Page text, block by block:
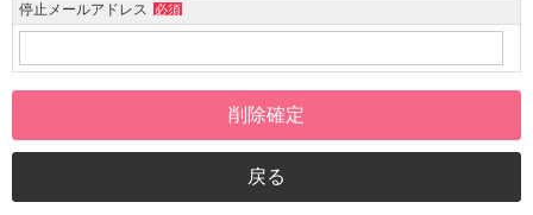
停止メールアドレス 必須